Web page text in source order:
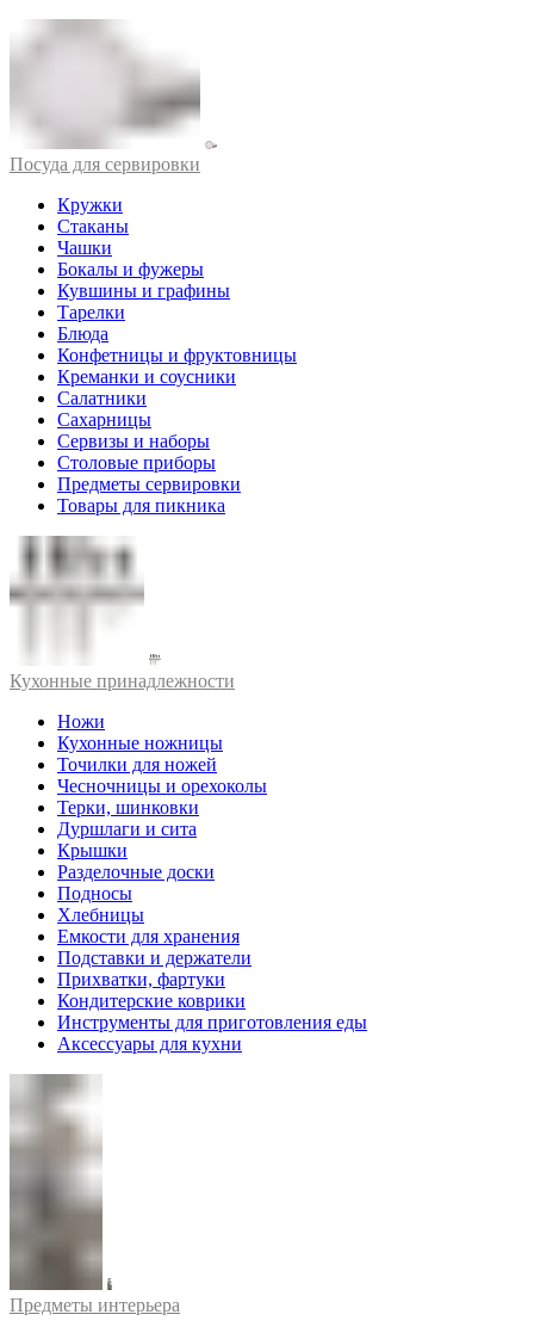
Посуда для сервировки
Кружки
Стаканы
Чашки
Бокалы и фужеры
Кувшины и графины
Тарелки
Блюда
Конфетницы и фруктовницы
Креманки и соусники
Салатники
Сахарницы
Сервизы и наборы
Столовые приборы
Предметы сервировки
Товары для пикника
Кухонные принадлежности
Ножи
Кухонные ножницы
Точилки для ножей
Чесночницы и орехоколы
Терки, шинковки
Дуршлаги и сита
Крышки
Разделочные доски
Подносы
Хлебницы
Емкости для хранения
Подставки и держатели
Прихватки, фартуки
Кондитерские коврики
Инструменты для приготовления еды
Аксессуары для кухни
Предметы интерьера